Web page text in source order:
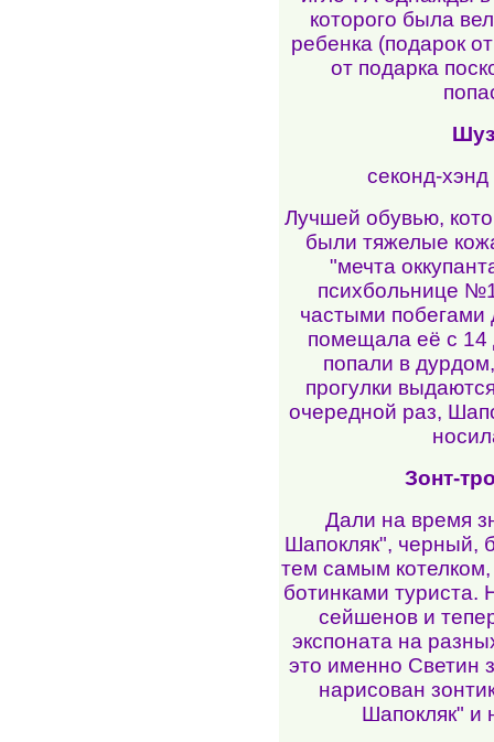
которого была
ребенка (подарок
от подарка
секонд-
Лучшей обувью,
были тяжелые
"мечта
психбольнице
частыми побегами
помещала её с 14
попали в
прогулки
очередной раз,
Зонт-
Дали на время
Шапокляк", черный,
тем самым
ботинками туриста.
сейшенов и
экспоната на
это именно Светин
нарисован
Шапокляк" и